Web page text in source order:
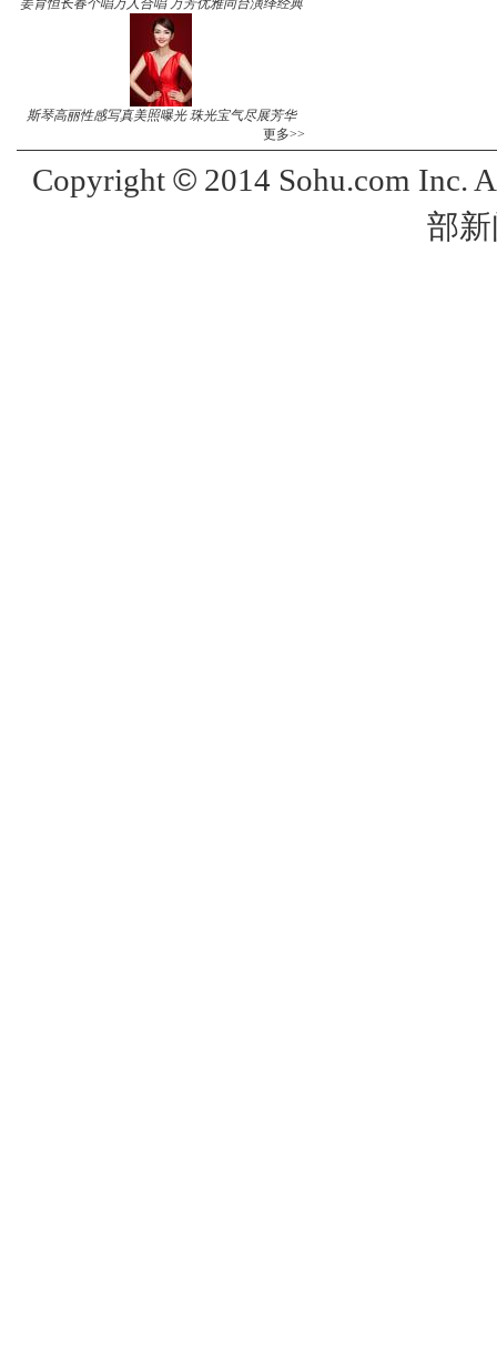
姜育恒长春个唱万人合唱 万芳优雅同台演绎经典
斯琴高丽性感写真美照曝光 珠光宝气尽展芳华
更多>>
Copyright ©2014 Sohu.com Inc.
部